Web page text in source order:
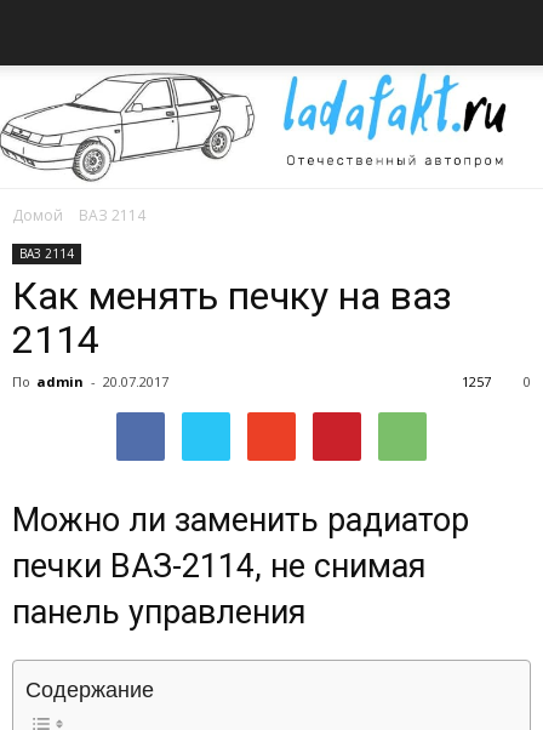
автомобилях
Лада
Домой ВАЗ 2114
ВАЗ 2114
Как менять печку на ваз
2114
По admin - 20.07.2017 0
1257
Можно ли заменить радиатор
печки ВАЗ-2114, не снимая
панель управления
Содержание